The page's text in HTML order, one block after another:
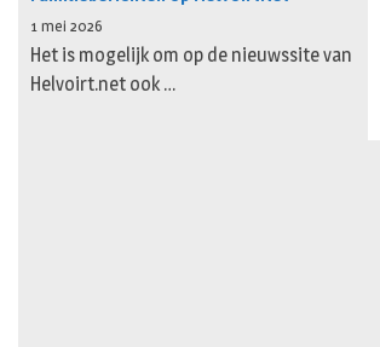
1 mei 2026
Het is mogelijk om op de nieuwssite van
Helvoirt.net ook …